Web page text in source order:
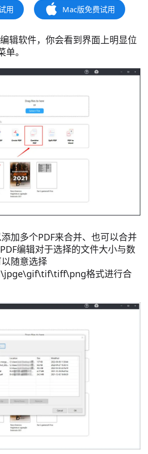
用 Mac版免费试用
辑软件，你会看到界面上明显位
单。
加多个PDF来合并、也可以合并
编辑对于选择的文件大小与数
随意选择
格式进行合